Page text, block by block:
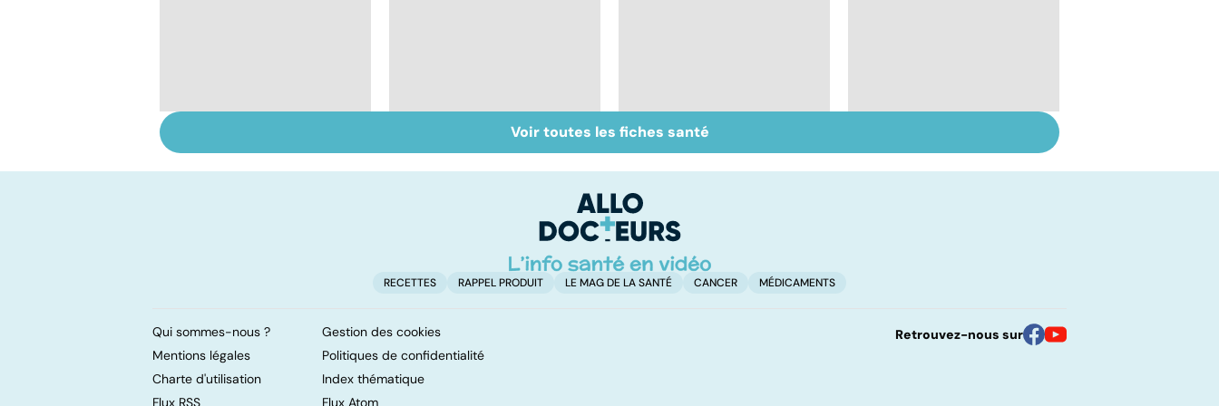
cancer peu connu
Comprendre les
myopathies
Maladies rares : la
maladie dans les
exemples de
Voir toutes les fiches santé
RECETTES RAPPEL PRODUIT LE MAG DE LA SANTÉ CANCER MÉDICAMENTS
Qui sommes-nous ?
Gestion des cookies
Mentions légales
Politiques de confidentialité
Charte d'utilisation
Index thématique
Flux RSS
Flux Atom
Retrouvez-nous sur